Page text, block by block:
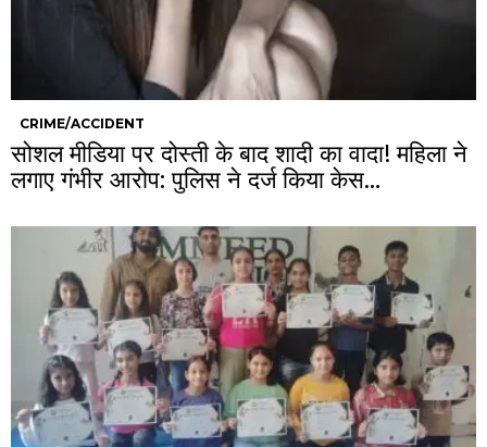
CRIME/ACCIDENT
सोशल मीडिया पर दोस्ती के बाद शादी का वादा! महिला ने
लगाए गंभीर आरोप: पुलिस ने दर्ज किया केस…